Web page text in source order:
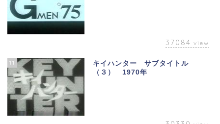
37084 view
11
キイハンター サブタイトル
（３） 1970年